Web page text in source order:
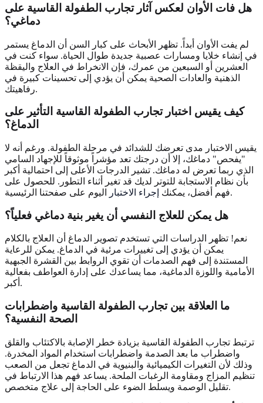
هل فات الأوان لعكس آثار تجارب الطفولة القاسية على
دماغي؟
لم يفت الأوان أبداً. تظهر الأبحاث على كبار السن أن الدماغ يستمر
في إنشاء خلايا ومسارات عصبية جديدة طوال الحياة. سواء كنت في
العشرين أو السبعين من عمرك، فإن الانخراط في العلاج واليقظة
الذهنية والعادات الصحية يمكن أن يؤدي إلى تحسينات كبيرة في
رفاهيتك.
كيف يقيس اختبار تجارب الطفولة القاسية التأثير على
الدماغ؟
يقيس الاختبار مدى تعرضك للشدائد في مرحلة الطفولة. ورغم أنه لا
"يفحص" دماغك، إلا أن درجتك تعد مؤشراً موثوقاً للإجهاد السامي
الذي ربما تعرض له دماغك. تشير الدرجات الأعلى إلى احتمالية أكبر
بأن نظام الاستجابة للتوتر لديك قد تغير أثناء التطور. للحصول على
فهم أفضل، يمكنك إجراء الاختبار اليوم على صفحتنا الرئيسية.
هل يمكن للعلاج النفسي أن يغير بنية دماغي فعلياً؟
نعم! تظهر الدراسات التي تستخدم تصوير الدماغ أن العلاج بالكلام
يمكن أن يؤدي إلى تغييرات مرئية في الدماغ. يمكن للرعاية
المستندة إلى فهم الصدمات أن تقوي الروابط بين القشرة الجبهية
الأمامية واللوزة الدماغية، مما يساعدك على إدارة العواطف بفعالية
أكبر.
ما العلاقة بين تجارب الطفولة القاسية واضطرابات
الصحة النفسية؟
ترتبط تجارب الطفولة القاسية بزيادة خطر الإصابة بالاكتئاب والقلق
واضطراب ما بعد الصدمة واضطرابات استخدام المواد المخدرة.
وذلك لأن التغيرات الكيميائية والبنيوية في الدماغ تجعل من الصعب
تنظيم المزاج ومقاومة الرغبات الملحة. يساعد فهم هذا الارتباط في
تقليل الوصمة ويسلط الضوء على الحاجة إلى علاج متخصص.